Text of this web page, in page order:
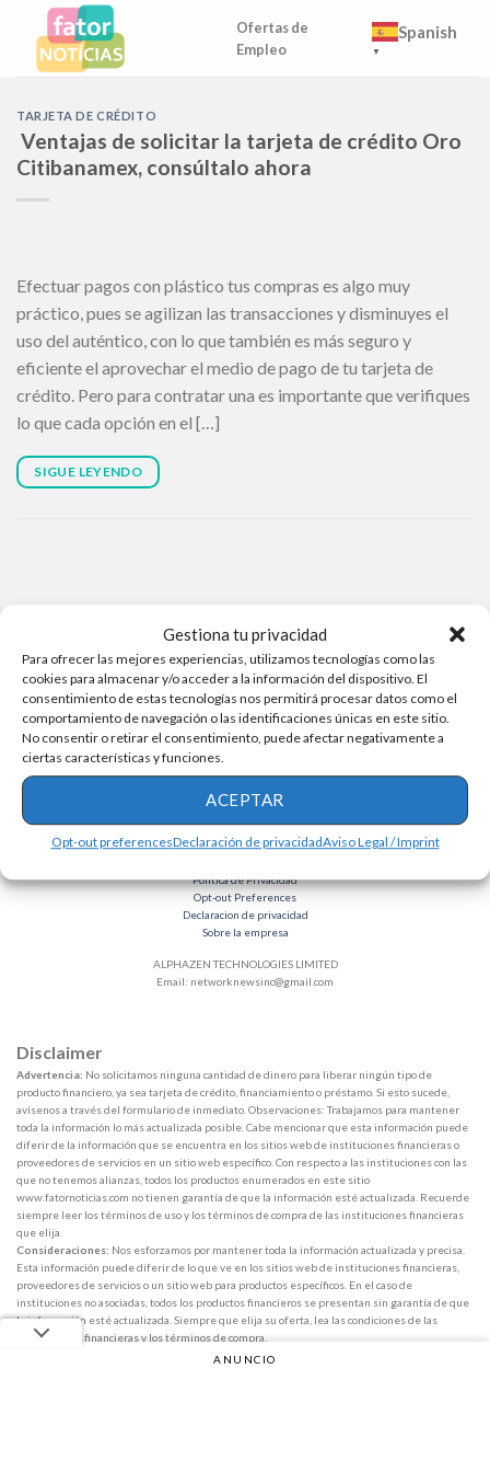
Gestiona tu privacidad
Para ofrecer las mejores experiencias, utilizamos tecnologías como las
cookies para almacenar y/o acceder a la información del dispositivo. El
consentimiento de estas tecnologías nos permitirá procesar datos como el
comportamiento de navegación o las identificaciones únicas en este sitio.
No consentir o retirar el consentimiento, puede afectar negativamente a
ciertas características y funciones.
ACEPTAR
Opt-out preferencesDeclaración de privacidadAviso Legal / Imprint
content
Ofertas de
Empleo
Spanish
▼
TARJETA DE CRÉDITO
Ventajas de solicitar la tarjeta de crédito Oro
Citibanamex, consúltalo ahora
Efectuar pagos con plástico tus compras es algo muy
práctico, pues se agilizan las transacciones y disminuyes el
uso del auténtico, con lo que también es más seguro y
eficiente el aprovechar el medio de pago de tu tarjeta de
crédito. Pero para contratar una es importante que verifiques
lo que cada opción en el […]
SIGUE LEYENDO
Política de Privacidad
Opt-out Preferences
Declaracion de privacidad
Sobre la empresa
ALPHAZEN TECHNOLOGIES LIMITED
Email: networknewsinc@gmail.com
Disclaimer
Advertencia: No solicitamos ninguna cantidad de dinero para liberar ningún tipo de
producto financiero, ya sea tarjeta de crédito, financiamiento o préstamo. Si esto sucede,
avísenos a través del formulario de inmediato. Observaciones: Trabajamos para mantener
toda la información lo más actualizada posible. Cabe mencionar que esta información puede
diferir de la información que se encuentra en los sitios web de instituciones financieras o
proveedores de servicios en un sitio web específico. Con respecto a las instituciones con las
que no tenemos alianzas, todos los productos enumerados en este sitio
www.fatornoticias.com no tienen garantía de que la información esté actualizada. Recuerde
siempre leer los términos de uso y los términos de compra de las instituciones financieras
que elija.
Consideraciones: Nos esforzamos por mantener toda la información actualizada y precisa.
Esta información puede diferir de lo que ve en los sitios web de instituciones financieras,
proveedores de servicios o un sitio web para productos específicos. En el caso de
instituciones no asociadas, todos los productos financieros se presentan sin garantía de que
la información esté actualizada. Siempre que elija su oferta, lea las condiciones de las
instituciones financieras y los términos de compra.
ANUNCIO